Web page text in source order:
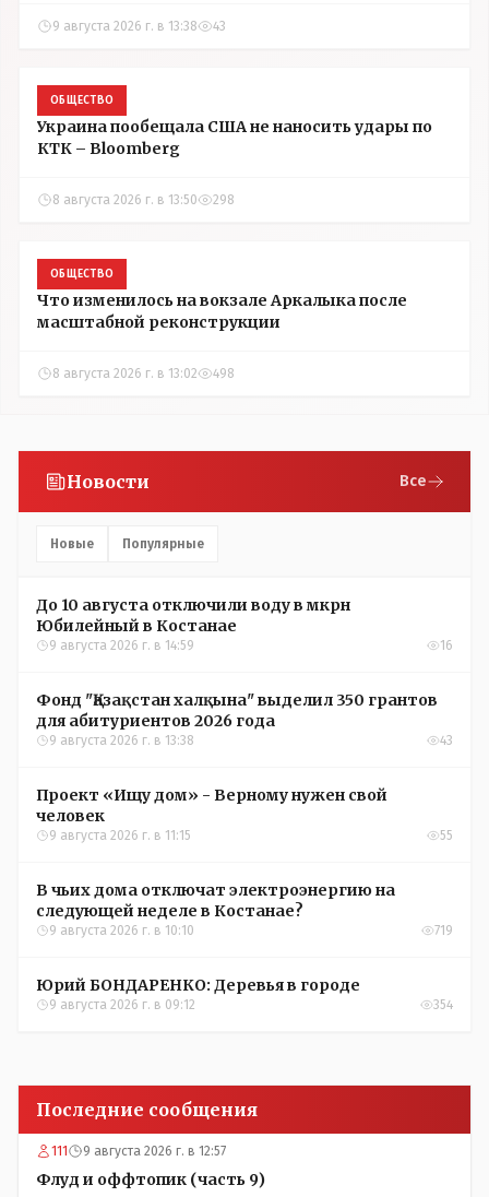
9 августа 2026 г. в 13:38 43
ОБЩЕСТВО
Украина пообещала США не наносить удары по
КТК – Bloomberg
8 августа 2026 г. в 13:50 298
ОБЩЕСТВО
Что изменилось на вокзале Аркалыка после
масштабной реконструкции
8 августа 2026 г. в 13:02 498
Новости Все
Новые Популярные
До 10 августа отключили воду в мкрн
Юбилейный в Костанае
9 августа 2026 г. в 14:59 16
Фонд "Қазақстан халқына" выделил 350 грантов
для абитуриентов 2026 года
9 августа 2026 г. в 13:38 43
Проект «Ищу дом» - Верному нужен свой
человек
9 августа 2026 г. в 11:15 55
В чьих дома отключат электроэнергию на
следующей неделе в Костанае?
9 августа 2026 г. в 10:10 719
Юрий БОНДАРЕНКО: Деревья в городе
9 августа 2026 г. в 09:12 354
Последние сообщения
111 9 августа 2026 г. в 12:57
Флуд и оффтопик (часть 9)